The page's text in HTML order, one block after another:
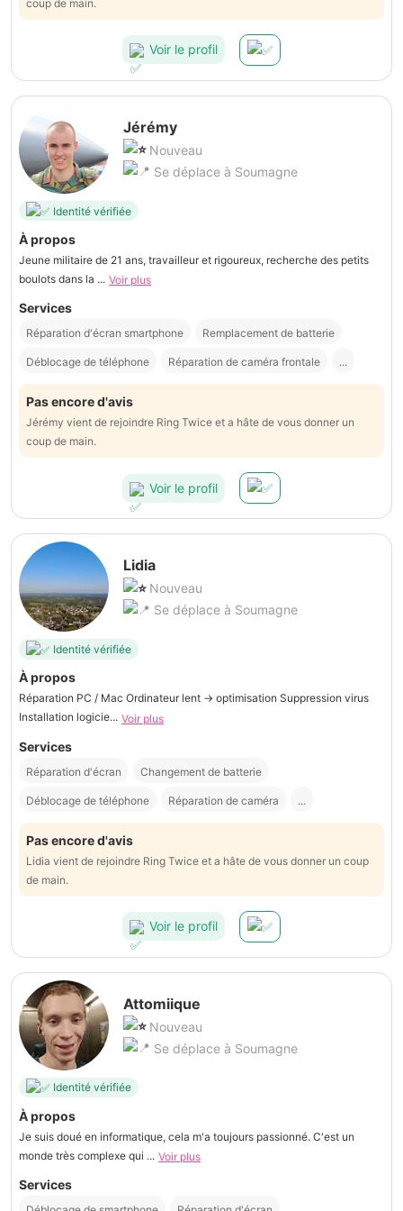
coup de main.
Voir le profil
Jérémy
Nouveau
Se déplace à Soumagne
Identité vérifiée
À propos
Jeune militaire de 21 ans, travailleur et rigoureux, recherche des petits
boulots dans la ... Voir plus
Services
Réparation d'écran smartphone Remplacement de batterie
Déblocage de téléphone Réparation de caméra frontale ...
Pas encore d'avis
Jérémy vient de rejoindre Ring Twice et a hâte de vous donner un
coup de main.
Voir le profil
Lidia
Nouveau
Se déplace à Soumagne
Identité vérifiée
À propos
Réparation PC / Mac Ordinateur lent → optimisation Suppression virus
Installation logicie... Voir plus
Services
Réparation d'écran Changement de batterie
Déblocage de téléphone Réparation de caméra ...
Pas encore d'avis
Lidia vient de rejoindre Ring Twice et a hâte de vous donner un coup
de main.
Voir le profil
Attomiique
Nouveau
Se déplace à Soumagne
Identité vérifiée
À propos
Je suis doué en informatique, cela m'a toujours passionné. C'est un
monde très complexe qui ... Voir plus
Services